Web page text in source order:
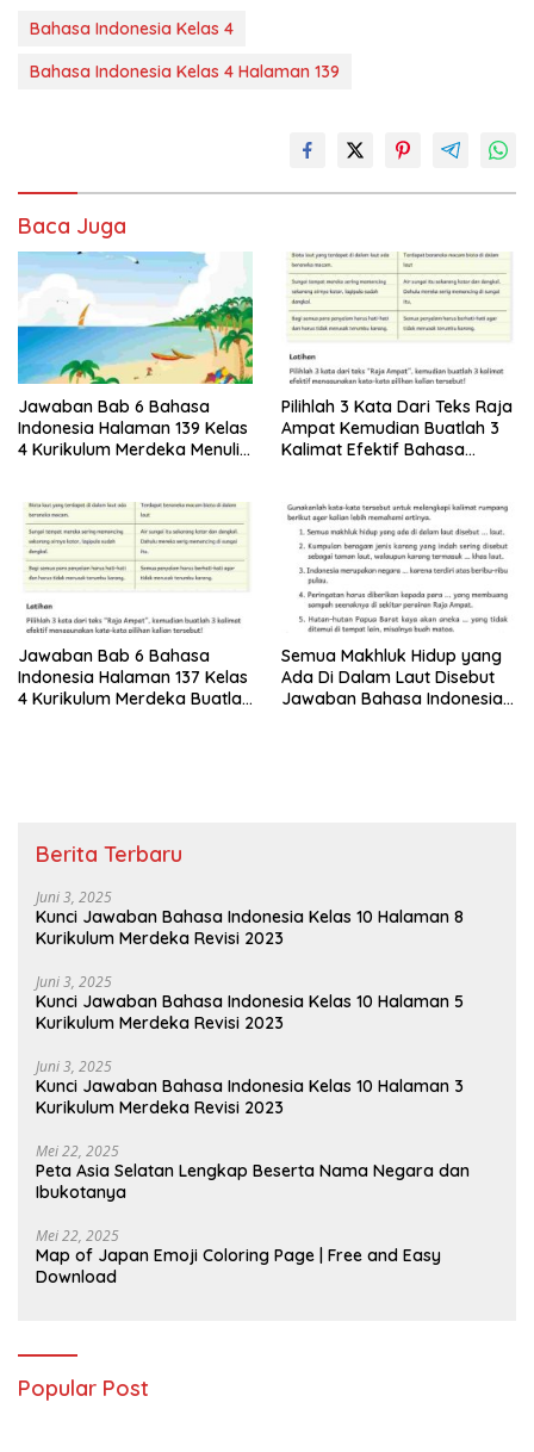
Bahasa Indonesia Kelas 4
Bahasa Indonesia Kelas 4 Halaman 139
Baca Juga
Jawaban Bab 6 Bahasa
Indonesia Halaman 139 Kelas
4 Kurikulum Merdeka Menulis
Pilihlah 3 Kata Dari Teks Raja
Ampat Kemudian Buatlah 3
Kalimat Efektif Bahasa
Jawaban Bab 6 Bahasa
Indonesia Halaman 137 Kelas
4 Kurikulum Merdeka Buatlah
Semua Makhluk Hidup yang
Ada Di Dalam Laut Disebut
Jawaban Bahasa Indonesia
Berita Terbaru
Juni 3, 2025
Kunci Jawaban Bahasa Indonesia Kelas 10 Halaman 8
Kurikulum Merdeka Revisi 2023
Juni 3, 2025
Kunci Jawaban Bahasa Indonesia Kelas 10 Halaman 5
Kurikulum Merdeka Revisi 2023
Juni 3, 2025
Kunci Jawaban Bahasa Indonesia Kelas 10 Halaman 3
Kurikulum Merdeka Revisi 2023
Mei 22, 2025
Peta Asia Selatan Lengkap Beserta Nama Negara dan
Ibukotanya
Mei 22, 2025
Map of Japan Emoji Coloring Page | Free and Easy
Download
Popular Post